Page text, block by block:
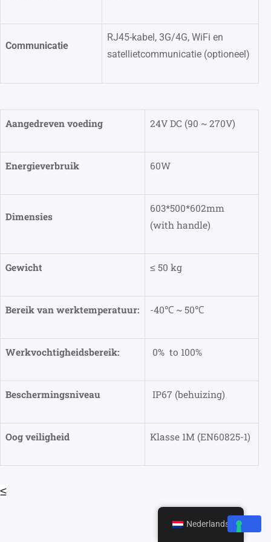
Communicatie
RJ45-kabel, 3G/4G, WiFi en
satellietcommunicatie (optioneel)
Aangedreven voeding 24V DC (90 ~ 270V)
Energieverbruik 60W
Dimensies
603*500*602mm
(with handle)
Gewicht ≤ 50 kg
Bereik van werktemperatuur: -40℃ ~ 50℃
Werkvochtigheidsbereik: 0% to 100%
Beschermingsniveau IP67 (behuizing)
Oog veiligheid Klasse 1M (EN60825-1)
≤
Nederlands